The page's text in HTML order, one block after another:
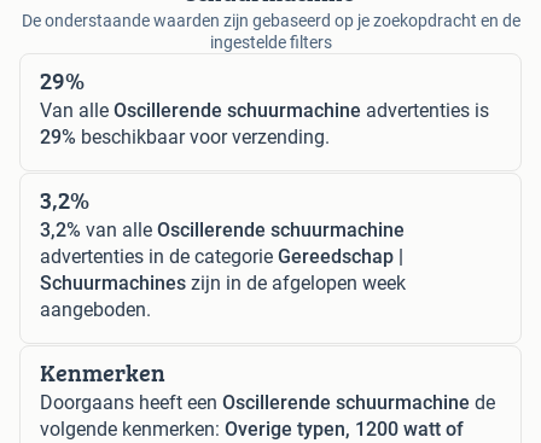
De onderstaande waarden zijn gebaseerd op je zoekopdracht en de
ingestelde filters
29%
Van alle Oscillerende schuurmachine advertenties is
29% beschikbaar voor verzending.
3,2%
3,2% van alle Oscillerende schuurmachine
advertenties in de categorie Gereedschap |
Schuurmachines zijn in de afgelopen week
aangeboden.
Kenmerken
Doorgaans heeft een Oscillerende schuurmachine de
volgende kenmerken: Overige typen, 1200 watt of